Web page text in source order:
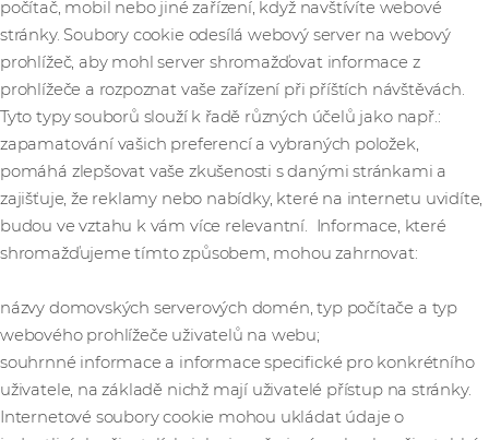
počítač, mobil nebo jiné zařízení, když navštívíte webové
stránky. Soubory cookie odesílá webový server na webový
prohlížeč, aby mohl server shromažďovat informace z
prohlížeče a rozpoznat vaše zařízení při příštích návštěvách.
Tyto typy souborů slouží k řadě různých účelů jako např.:
zapamatování vašich preferencí a vybraných položek,
pomáhá zlepšovat vaše zkušenosti s danými stránkami a
zajišťuje, že reklamy nebo nabídky, které na internetu uvidíte,
budou ve vztahu k vám více relevantní. Informace, které
shromažďujeme tímto způsobem, mohou zahrnovat:
názvy domovských serverových domén, typ počítače a typ
webového prohlížeče uživatelů na webu;
souhrnné informace a informace specifické pro konkrétního
uživatele, na základě nichž mají uživatelé přístup na stránky.
Internetové soubory cookie mohou ukládat údaje o